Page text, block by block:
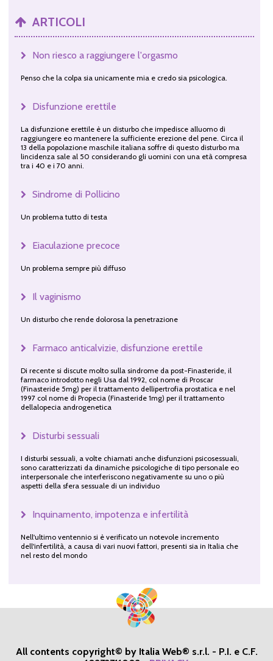
ARTICOLI
Non riesco a raggiungere l'orgasmo
Penso che la colpa sia unicamente mia e credo sia psicologica.
Disfunzione erettile
La disfunzione erettile è un disturbo che impedisce alluomo di
raggiungere eo mantenere la sufficiente erezione del pene. Circa il
13 della popolazione maschile italiana soffre di questo disturbo ma
lincidenza sale al 50 considerando gli uomini con una età compresa
tra i 40 e i 70 anni.
Sindrome di Pollicino
Un problema tutto di testa
Eiaculazione precoce
Un problema sempre più diffuso
Il vaginismo
Un disturbo che rende dolorosa la penetrazione
Farmaco anticalvizie, disfunzione erettile
Di recente si discute molto sulla sindrome da post-Finasteride, il
farmaco introdotto negli Usa dal 1992, col nome di Proscar
(Finasteride 5mg) per il trattamento dellipertrofia prostatica e nel
1997 col nome di Propecia (Finasteride 1mg) per il trattamento
dellalopecia androgenetica
Disturbi sessuali
I disturbi sessuali, a volte chiamati anche disfunzioni psicosessuali,
sono caratterizzati da dinamiche psicologiche di tipo personale eo
interpersonale che interferiscono negativamente su uno o più
aspetti della sfera sessuale di un individuo
Inquinamento, impotenza e infertilità
Nell'ultimo ventennio si è verificato un notevole incremento
dell'infertilità, a causa di vari nuovi fattori, presenti sia in Italia che
nel resto del mondo
All contents copyright© by Italia Web® s.r.l. - P.I. e C.F.